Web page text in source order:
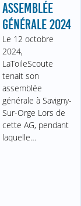
ASSEMBLÉE
GÉNÉRALE 2024
Le 12 octobre
2024,
LaToileScoute
tenait son
assemblée
générale à Savigny-
Sur-Orge Lors de
cette AG, pendant
laquelle…